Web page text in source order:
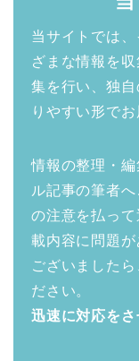
当サイトでは
ざまな情報を
集を行い、独
りやすい形でお
情報の整理・
ル記事の筆者
の注意を払っ
載内容に問題
ございました
ださい。
迅速に対応をさ